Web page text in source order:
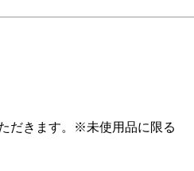
だきます。※未使用品に限る